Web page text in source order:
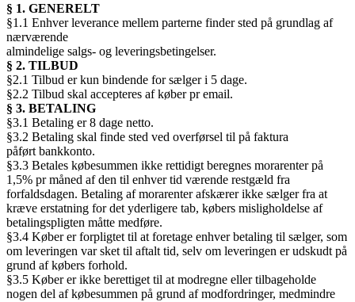
§ 1. GENERELT
§1.1 Enhver leverance mellem parterne finder sted på grundlag af
nærværende
almindelige salgs- og leveringsbetingelser.
§ 2. TILBUD
§2.1 Tilbud er kun bindende for sælger i 5 dage.
§2.2 Tilbud skal accepteres af køber pr email.
§ 3. BETALING
§3.1 Betaling er 8 dage netto.
§3.2 Betaling skal finde sted ved overførsel til på faktura
påført bankkonto.
§3.3 Betales købesummen ikke rettidigt beregnes morarenter på
1,5% pr måned af den til enhver tid værende restgæld fra
forfaldsdagen. Betaling af morarenter afskærer ikke sælger fra at
kræve erstatning for det yderligere tab, købers misligholdelse af
betalingspligten måtte medføre.
§3.4 Køber er forpligtet til at foretage enhver betaling til sælger, som
om leveringen var sket til aftalt tid, selv om leveringen er udskudt på
grund af købers forhold.
§3.5 Køber er ikke berettiget til at modregne eller tilbageholde
nogen del af købesummen på grund af modfordringer, medmindre